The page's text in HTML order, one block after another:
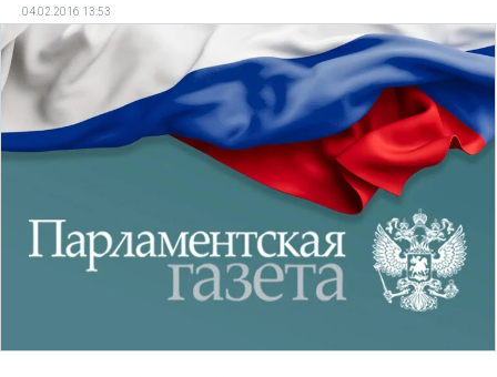
04.02.2016 13:53